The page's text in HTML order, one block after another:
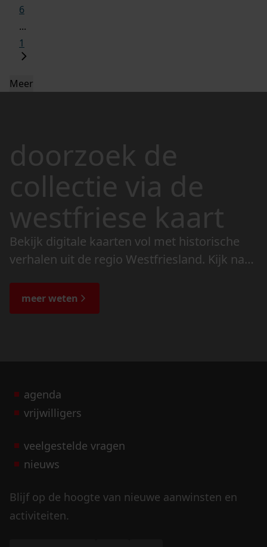
6
...
1
Meer
doorzoek de
collectie via de
westfriese kaart
Bekijk digitale kaarten vol met historische
verhalen uit de regio Westfriesland. Kijk naar
de bijzondere verhalen.
meer weten
agenda
vrijwilligers
veelgestelde vragen
nieuws
Blijf op de hoogte van nieuwe aanwinsten en
activiteiten.